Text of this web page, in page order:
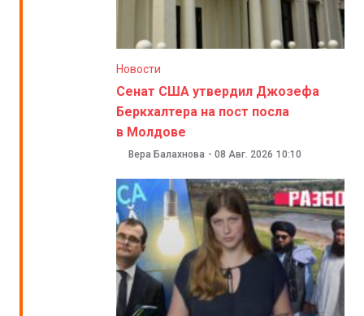
Новости
Сенат США утвердил Джозефа
Беркхалтера на пост посла
в Молдове
Вера Балахнова - 08 Авг. 2026 10:10